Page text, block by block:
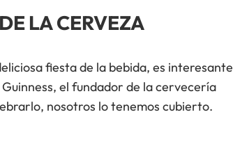
LA CERVEZA
fiesta de la bebida, es interesante
el fundador de la cervecería
nosotros lo tenemos cubierto.